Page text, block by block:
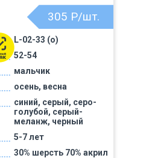
L-02-33 (о)
52-54
мальчик
осень, весна
синий, серый, серо-
голубой, серый-
меланж, черный
5-7 лет
30% шерсть 70% акрил
305 Р/шт.